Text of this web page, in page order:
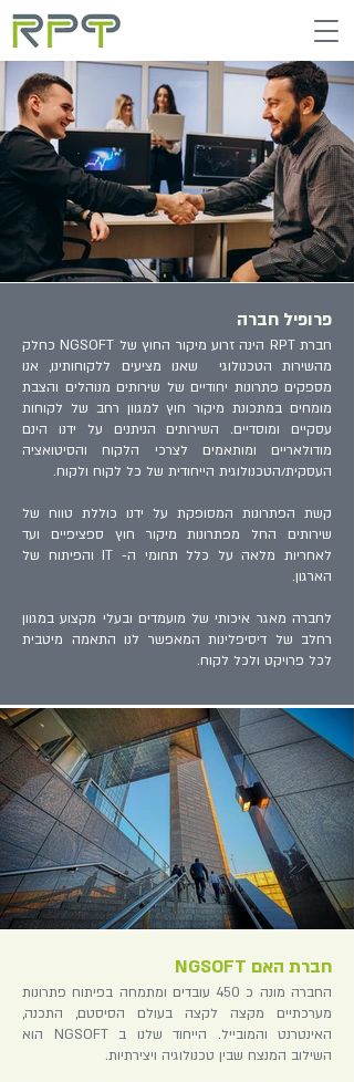
פרופיל חברה
חברת RPT הינה זרוע מיקור החוץ של NGSOFT כחלק
מהשירות הטכנולוגי שאנו מציעים ללקוחותינו, אנו
מספקים פתרונות יחודיים של שירותים מנוהלים והצבת
מומחים במתכונת מיקור חוץ למגוון רחב של לקוחות
עסקיים ומוסדיים. השירותים הניתנים על ידנו הינם
מודולאריים ומותאמים לצרכי הלקוח והסיטואציה
העסקית/הטכנולוגית הייחודית של כל לקוח ולקוח.
קשת הפתרונות המסופקת על ידנו כוללת טווח של
שירותים החל מפתרונות מיקור חוץ ספציפיים ועד
לאחריות מלאה על כלל תחומי ה- IT והפיתוח של
הארגון.
לחברה מאגר איכותי של מועמדים ובעלי מקצוע במגוון
רחלב של דיסיפלינות המאפשר לנו התאמה מיטבית
לכל פרויקט ולכל לקוח.
חברת האם NGSOFT
החברה מונה כ 450 עובדים ומתמחה בפיתוח פתרונות
מערכתיים מקצה לקצה בעולם הסיסטם, התכנה,
האינטרנט והמובייל. הייחוד שלנו ב NGSOFT הוא
השילוב המנצח שבין טכנולוגיה ויצירתיות.